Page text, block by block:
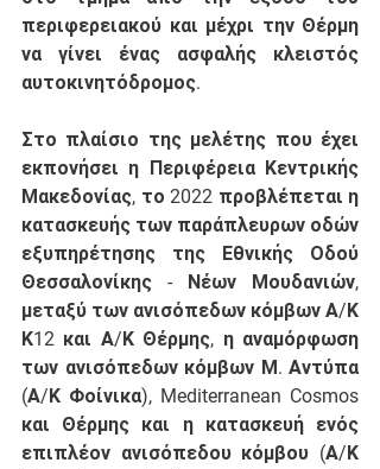
περιφερειακού και μέχρι την Θέρμη
να γίνει ένας ασφαλής κλειστός
αυτοκινητόδρομος.
Στο πλαίσιο της μελέτης που έχει
εκπονήσει η Περιφέρεια Κεντρικής
Μακεδονίας, το 2022 προβλέπεται η
κατασκευής των παράπλευρων οδών
εξυπηρέτησης της Εθνικής Οδού
Θεσσαλονίκης - Νέων Μουδανιών,
μεταξύ των ανισόπεδων κόμβων Α/Κ
Κ12 και Α/Κ Θέρμης, η αναμόρφωση
των ανισόπεδων κόμβων Μ. Αντύπα
(Α/Κ Φοίνικα), Mediterranean Cosmos
και Θέρμης και η κατασκευή ενός
επιπλέον ανισόπεδου κόμβου (Α/Κ